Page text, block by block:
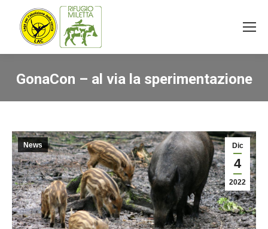
GonaCon – al via la sperimentazione
Dic
4
2022
News